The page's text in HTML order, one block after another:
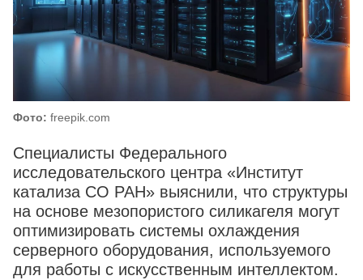
Фото: freepik.com
Специалисты Федерального
исследовательского центра «Институт
катализа СО РАН» выяснили, что структуры
на основе мезопористого силикагеля могут
оптимизировать системы охлаждения
серверного оборудования, используемого
для работы с искусственным интеллектом.